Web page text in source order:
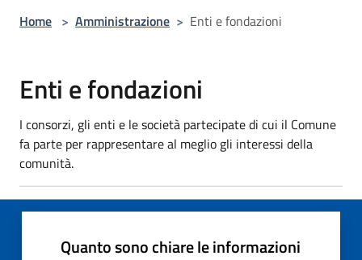
Home > Amministrazione > Enti e fondazioni
Enti e fondazioni
I consorzi, gli enti e le società partecipate di cui il Comune
fa parte per rappresentare al meglio gli interessi della
comunità.
Quanto sono chiare le informazioni